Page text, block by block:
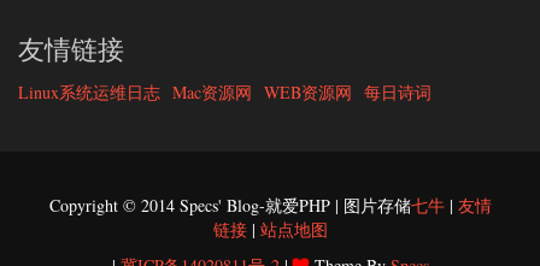
友情链接
Linux系统运维日志 Mac资源网 WEB资源网 每日诗词
Copyright © 2014 Specs' Blog-就爱PHP | 图片存储七牛| 友情
链接| 站点地图